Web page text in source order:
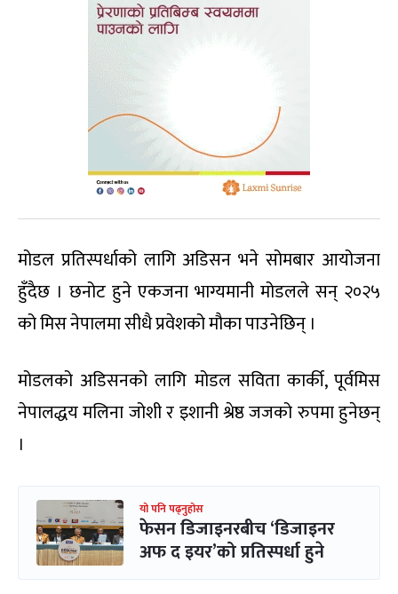
मोडल प्रतिस्पर्धाको लागि अडिसन भने सोमबार आयोजना
हुँदैछ । छनोट हुने एकजना भाग्यमानी मोडलले सन् २०२५
को मिस नेपालमा सीधै प्रवेशको मौका पाउनेछिन् ।
मोडलको अडिसनको लागि मोडल सविता कार्की, पूर्वमिस
नेपालद्धय मलिना जोशी र इशानी श्रेष्ठ जजको रुपमा हुनेछन्
।
यो पनि पढ्नुहोस
फेसन डिजाइनरबीच ‘डिजाइनर
अफ द इयर’को प्रतिस्पर्धा हुने